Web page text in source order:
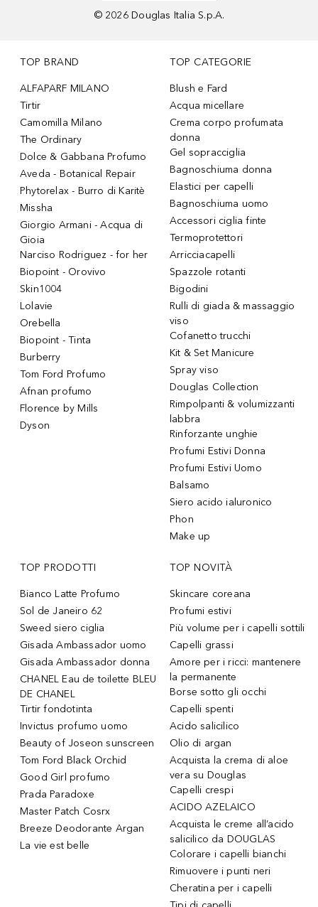
© 2026 Douglas Italia S.p.A.
TOP BRAND
ALFAPARF MILANO
Tirtir
Camomilla Milano
The Ordinary
Dolce & Gabbana Profumo
Aveda - Botanical Repair
Phytorelax - Burro di Karitè
Missha
Giorgio Armani - Acqua di
Gioia
Narciso Rodriguez - for her
Biopoint - Orovivo
Skin1004
Lolavie
Orebella
Biopoint - Tinta
Burberry
Tom Ford Profumo
Afnan profumo
Florence by Mills
Dyson
TOP CATEGORIE
Blush e Fard
Acqua micellare
Crema corpo profumata
donna
Gel sopracciglia
Bagnoschiuma donna
Elastici per capelli
Bagnoschiuma uomo
Accessori ciglia finte
Termoprotettori
Arricciacapelli
Spazzole rotanti
Bigodini
Rulli di giada & massaggio
viso
Cofanetto trucchi
Kit & Set Manicure
Spray viso
Douglas Collection
Rimpolpanti & volumizzanti
labbra
Rinforzante unghie
Profumi Estivi Donna
Profumi Estivi Uomo
Balsamo
Siero acido ialuronico
Phon
Make up
TOP PRODOTTI
Bianco Latte Profumo
Sol de Janeiro 62
Sweed siero ciglia
Gisada Ambassador uomo
Gisada Ambassador donna
CHANEL Eau de toilette BLEU
DE CHANEL
Tirtir fondotinta
Invictus profumo uomo
Beauty of Joseon sunscreen
Tom Ford Black Orchid
Good Girl profumo
Prada Paradoxe
Master Patch Cosrx
Breeze Deodorante Argan
La vie est belle
TOP NOVITÀ
Skincare coreana
Profumi estivi
Più volume per i capelli sottili
Capelli grassi
Amore per i ricci: mantenere
la permanente
Borse sotto gli occhi
Capelli spenti
Acido salicilico
Olio di argan
Acquista la crema di aloe
vera su Douglas
Capelli crespi
ACIDO AZELAICO
Acquista le creme all’acido
salicilico da DOUGLAS
Colorare i capelli bianchi
Rimuovere i punti neri
Cheratina per i capelli